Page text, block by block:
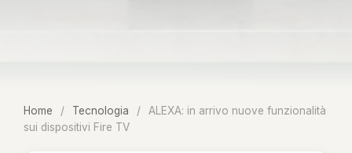
Home / Tecnologia /
ALEXA: in arrivo nuove funzionalità
sui dispositivi Fire TV